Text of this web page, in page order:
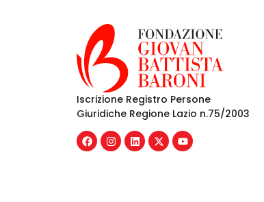
Iscrizione Registro Persone
Giuridiche Regione Lazio n.75/2003